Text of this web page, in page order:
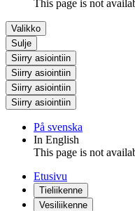
This page is not
Valikko
Sulje
Siirry asiointiin
Siirry asiointiin
Siirry asiointiin
Siirry asiointiin
På svenska
In English
This page is not
Etusivu
Tieliikenne
Vesiliikenne